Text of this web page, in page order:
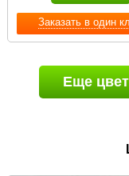
Заказать в один
Еще